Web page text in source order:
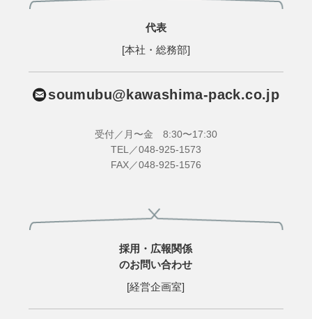
代表
[本社・総務部]
soumubu@kawashima-pack.co.jp
受付／月〜金 8:30〜17:30
TEL／048-925-1573
FAX／048-925-1576
採用・広報関係
のお問い合わせ
[経営企画室]